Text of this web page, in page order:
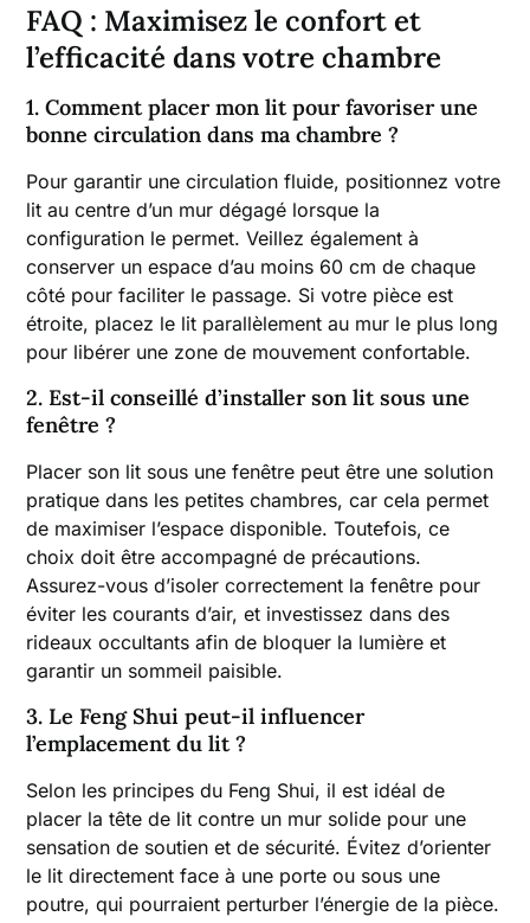
FAQ : Maximisez le confort et
l’efficacité dans votre chambre
1. Comment placer mon lit pour favoriser une
bonne circulation dans ma chambre ?
Pour garantir une circulation fluide, positionnez votre
lit au centre d’un mur dégagé lorsque la
configuration le permet. Veillez également à
conserver un espace d’au moins 60 cm de chaque
côté pour faciliter le passage. Si votre pièce est
étroite, placez le lit parallèlement au mur le plus long
pour libérer une zone de mouvement confortable.
2. Est-il conseillé d’installer son lit sous une
fenêtre ?
Placer son lit sous une fenêtre peut être une solution
pratique dans les petites chambres, car cela permet
de maximiser l’espace disponible. Toutefois, ce
choix doit être accompagné de précautions.
Assurez-vous d’isoler correctement la fenêtre pour
éviter les courants d’air, et investissez dans des
rideaux occultants afin de bloquer la lumière et
garantir un sommeil paisible.
3. Le Feng Shui peut-il influencer
l’emplacement du lit ?
Selon les principes du Feng Shui, il est idéal de
placer la tête de lit contre un mur solide pour une
sensation de soutien et de sécurité. Évitez d’orienter
le lit directement face à une porte ou sous une
poutre, qui pourraient perturber l’énergie de la pièce.